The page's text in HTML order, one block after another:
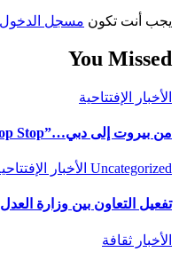
يجب أنت تكون مسجل الدخول
You Missed
الأخبار الإفتتاحية
من بيروت إلى دبي…”Top Stop” اللبنانية تقتحم المعارض الدولية
Uncategorized الأخبار
تفعيل التعاون بين وزارة
الأخبار ثقافة